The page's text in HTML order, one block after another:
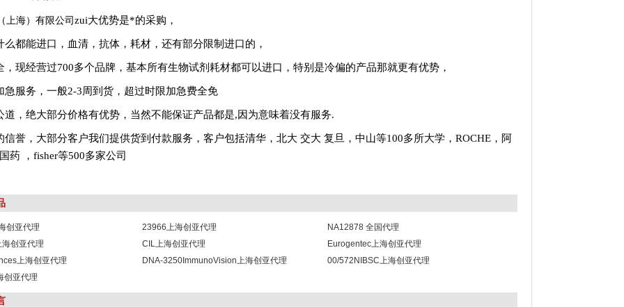
上海）有限公司zui大优势是*的采购，
么都能进口，血清，抗体，耗材，还有部分限制进口的，
，现经营过700多个品牌，基本所有生物试剂耗材都可以进口，特别是冷偏的产品那就更有优势，
急服务，一般2-3周到货，超过时限加急费全免
道，绝大部分价格有优势，当然不能保证产品都是,因为意味着没有服务.
信誉，大部分客户我们提供货到付款服务，客户包括清华，北大 交大 复旦，中山等100多所大学，ROCHE，阿
药
，fisher等500多家公司
创亚代理 23966上海创亚代理
NA12878 全国代理
创亚代理
CIL上海创亚代理
Eurogentec上海创亚代理
上海创亚代理
DNA-3250ImmunoVision上海创亚代理
00/572NIBSC上海创亚代理
创亚代理